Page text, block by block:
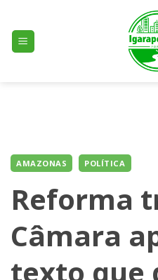
content
AMAZONAS POLÍTICA
Reforma
Câmara
texto que